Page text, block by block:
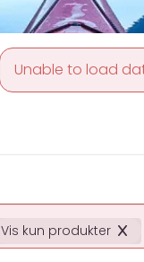
Unable to load
Vis kun produkter